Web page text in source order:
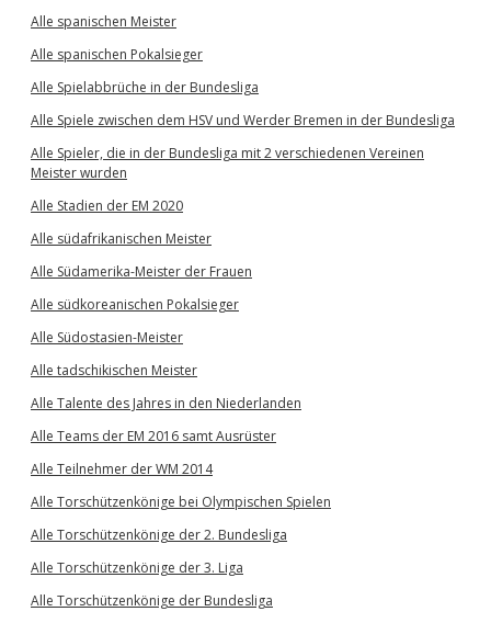
Alle spanischen Meister
Alle spanischen Pokalsieger
Alle Spielabbrüche in der Bundesliga
Alle Spiele zwischen dem HSV und Werder Bremen in der Bundesliga
Alle Spieler, die in der Bundesliga mit 2 verschiedenen Vereinen
Meister wurden
Alle Stadien der EM 2020
Alle südafrikanischen Meister
Alle Südamerika-Meister der Frauen
Alle südkoreanischen Pokalsieger
Alle Südostasien-Meister
Alle tadschikischen Meister
Alle Talente des Jahres in den Niederlanden
Alle Teams der EM 2016 samt Ausrüster
Alle Teilnehmer der WM 2014
Alle Torschützenkönige bei Olympischen Spielen
Alle Torschützenkönige der 2. Bundesliga
Alle Torschützenkönige der 3. Liga
Alle Torschützenkönige der Bundesliga